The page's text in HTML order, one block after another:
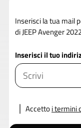
Inserisci la tua mail
di JEEP Avenger
Inserisci il tuo
Accettoi termini